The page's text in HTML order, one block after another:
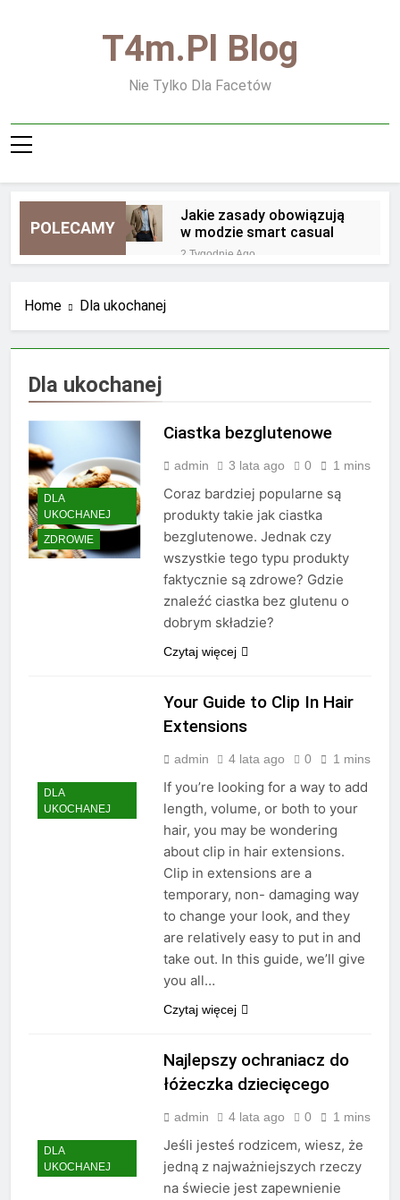
T4m.pl Blog
Nie Tylko Dla Facetów
POLECAMY
Jakie zasady obowiązują
w modzie smart casual
2 Tygodnie Ago
Jakie zapachy są
najbardziej uniwersalne dla
3 Tygodnie Ago
pasują na randkę
3 Tygodnie Ago
Jakie treningi są
najlepsze dla mężczyzn
po 40.
Jakie są zasady noszenia
garnituru
trzyczęściowego
3 Tygodnie Ago
Jakie są zasady elegancji
w modzie ulicznej
męskie fryzury w tym
sezonie
4 Tygodnie Ago
sposoby na motywację
rano
4 Tygodnie Ago
Home Dla ukochanej
Dla ukochanej
DLA
UKOCHANEJ
ZDROWIE
Ciastka bezglutenowe
admin 3 lata ago 0 1 mins
Coraz bardziej popularne są
produkty takie jak ciastka
bezglutenowe. Jednak czy
wszystkie tego typu produkty
faktycznie są zdrowe? Gdzie
znaleźć ciastka bez glutenu o
dobrym składzie?
Czytaj więcej
DLA
UKOCHANEJ
Your Guide to Clip In Hair
Extensions
admin 4 lata ago 0 1 mins
If you’re looking for a way to add
length, volume, or both to your
hair, you may be wondering
about clip in hair extensions.
Clip in extensions are a
temporary, non- damaging way
to change your look, and they
are relatively easy to put in and
take out. In this guide, we’ll give
you all…
Czytaj więcej
DLA
UKOCHANEJ
Najlepszy ochraniacz do
łóżeczka dziecięcego
admin 4 lata ago 0 1 mins
Jeśli jesteś rodzicem, wiesz, że
jedną z najważniejszych rzeczy
na świecie jest zapewnienie